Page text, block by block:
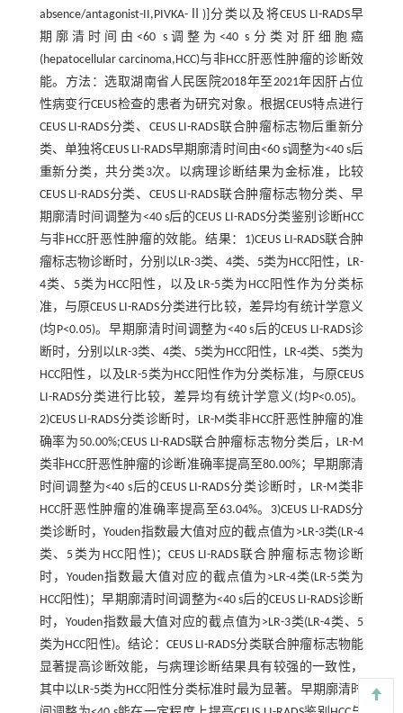
absence/antagonist-II,PIVKA-Ⅱ)]分类以及将CEUS LI-RADS早
期廓清时间由<60 s调整为<40 s分类对肝细胞癌
(hepatocellular carcinoma,HCC)与非HCC肝恶性肿瘤的诊断效
能。方法：选取湖南省人民医院2018年至2021年因肝占位
性病变行CEUS检查的患者为研究对象。根据CEUS特点进行
CEUS LI-RADS分类、CEUS LI-RADS联合肿瘤标志物后重新分
类、单独将CEUS LI-RADS早期廓清时间由<60 s调整为<40 s后
重新分类，共分类3次。以病理诊断结果为金标准，比较
CEUS LI-RADS分类、CEUS LI-RADS联合肿瘤标志物分类、早
期廓清时间调整为<40 s后的CEUS LI-RADS分类鉴别诊断HCC
与非HCC肝恶性肿瘤的效能。结果：1)CEUS LI-RADS联合肿
瘤标志物诊断时，分别以LR-3类、4类、5类为HCC阳性，LR-
4类、5类为HCC阳性，以及LR-5类为HCC阳性作为分类标
准，与原CEUS LI-RADS分类进行比较，差异均有统计学意义
(均P<0.05)。早期廓清时间调整为<40 s后的CEUS LI-RADS诊
断时，分别以LR-3类、4类、5类为HCC阳性，LR-4类、5类为
HCC阳性，以及LR-5类为HCC阳性作为分类标准，与原CEUS
LI-RADS分类进行比较，差异均有统计学意义(均P<0.05)。
2)CEUS LI-RADS分类诊断时，LR-M类非HCC肝恶性肿瘤的准
确率为50.00%;CEUS LI-RADS联合肿瘤标志物分类后，LR-M
类非HCC肝恶性肿瘤的诊断准确率提高至80.00%；早期廓清
时间调整为<40 s后的CEUS LI-RADS分类诊断时，LR-M类非
HCC肝恶性肿瘤的准确率提高至63.04%。3)CEUS LI-RADS分
类诊断时，Youden指数最大值对应的截点值为>LR-3类(LR-4
类、5类为HCC阳性)；CEUS LI-RADS联合肿瘤标志物诊断
时，Youden指数最大值对应的截点值为>LR-4类(LR-5类为
HCC阳性)；早期廓清时间调整为<40 s后的CEUS LI-RADS诊断
时，Youden指数最大值对应的截点值为>LR-3类(LR-4类、5
类为HCC阳性)。结论：CEUS LI-RADS分类联合肿瘤标志物能
显著提高诊断效能，与病理诊断结果具有较强的一致性，
其中以LR-5类为HCC阳性分类标准时最为显著。早期廓清时